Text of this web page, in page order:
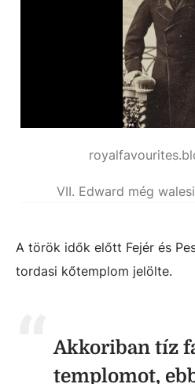
VII. Edward még
A török idők előtt Fejér és
tordasi kőtemplom jelölte.
Akkoriban tíz
templomot,